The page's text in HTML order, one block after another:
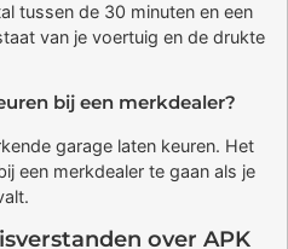
tussen de 30 minuten en een
van je voertuig en de drukte
bij een merkdealer?
garage laten keuren. Het
een merkdealer te gaan als je
over APK